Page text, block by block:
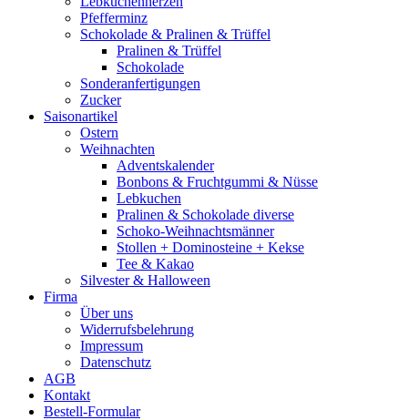
Pfefferminz
Schokolade & Pralinen & Trüffel
Pralinen & Trüffel
Schokolade
Sonderanfertigungen
Zucker
Saisonartikel
Ostern
Weihnachten
Adventskalender
Bonbons & Fruchtgummi & Nüsse
Lebkuchen
Pralinen & Schokolade diverse
Schoko-Weihnachtsmänner
Stollen + Dominosteine + Kekse
Tee & Kakao
Silvester & Halloween
Firma
Über uns
Widerrufsbelehrung
Impressum
Datenschutz
AGB
Kontakt
Bestell-Formular